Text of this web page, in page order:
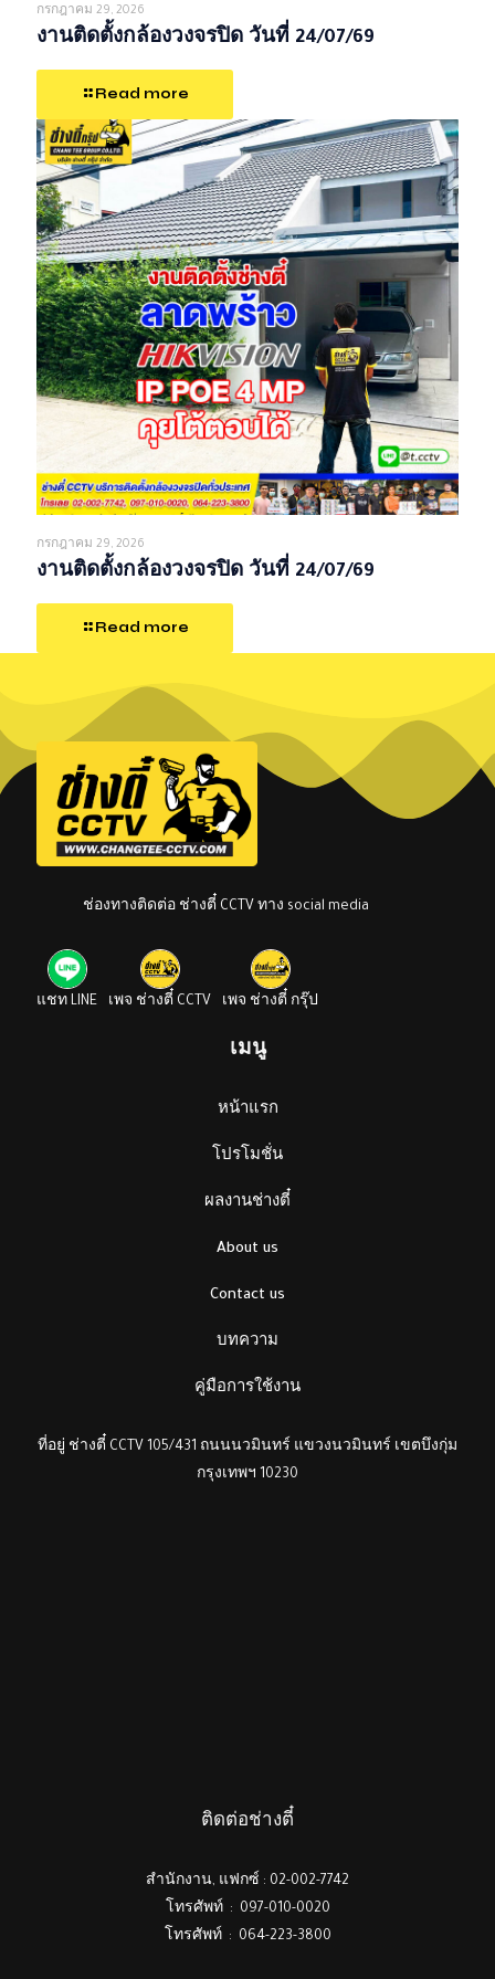
กรกฎาคม 29, 2026
งานติดตั้งกล้องวงจรปิด วันที่ 24/07/69
Read more
กรกฎาคม 29, 2026
งานติดตั้งกล้องวงจรปิด วันที่ 24/07/69
Read more
ช่องทางติดต่อ ช่างตี๋ CCTV ทาง social media
แชท LINE เพจ ช่างตี๋ CCTV เพจ ช่างตี๋ กรุ๊ป
เมนู
หน้าแรก
โปรโมชั่น
ผลงานช่างตี๋
About us
Contact us
บทความ
คู่มือการใช้งาน
ที่อยู่ ช่างตี๋ CCTV 105/431 ถนนนวมินทร์ แขวงนวมินทร์ เขตบึงกุ่ม
กรุงเทพฯ 10230
ติดต่อช่างตี๋
สำนักงาน, แฟกซ์ : 02-002-7742
โทรศัพท์ : 097-010-0020
โทรศัพท์ : 064-223-3800